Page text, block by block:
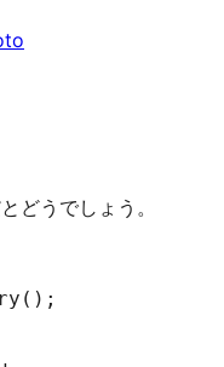
どうでしょう。